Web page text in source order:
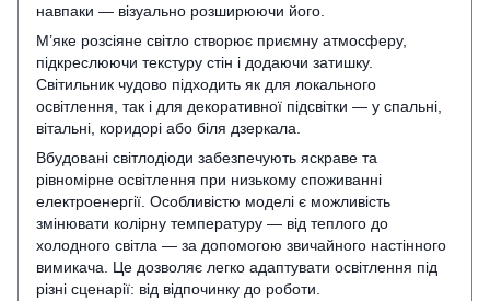
навпаки — візуально розширюючи його.
М’яке розсіяне світло створює приємну атмосферу,
підкреслюючи текстуру стін і додаючи затишку.
Світильник чудово підходить як для локального
освітлення, так і для декоративної підсвітки — у спальні,
вітальні, коридорі або біля дзеркала.
Вбудовані світлодіоди забезпечують яскраве та
рівномірне освітлення при низькому споживанні
електроенергії. Особливістю моделі є можливість
змінювати колірну температуру — від теплого до
холодного світла — за допомогою звичайного настінного
вимикача. Це дозволяє легко адаптувати освітлення під
різні сценарії: від відпочинку до роботи.